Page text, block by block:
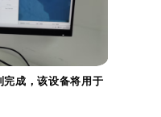
完成，该设备将用于